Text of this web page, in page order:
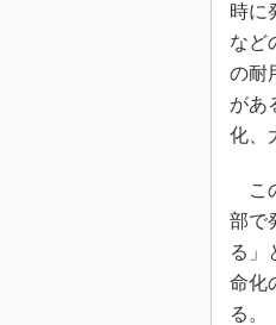
時に
など
の耐
があ
化、
こ
部で
る」
命化
る。